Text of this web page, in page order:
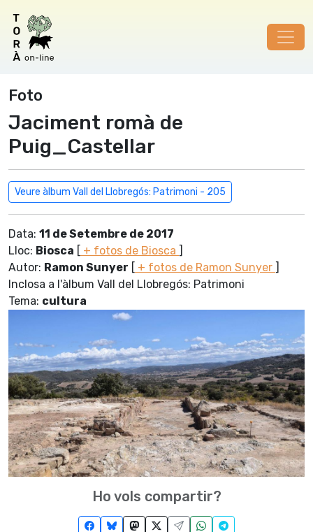
Foto
Jaciment romà de
Puig_Castellar
Veure àlbum Vall del Llobregós: Patrimoni - 205
Data: 11 de Setembre de 2017
Lloc: Biosca [ + fotos de Biosca ]
Autor: Ramon Sunyer [ + fotos de Ramon Sunyer ]
Inclosa a l'àlbum Vall del Llobregós: Patrimoni
Tema: cultura
Ho vols compartir?